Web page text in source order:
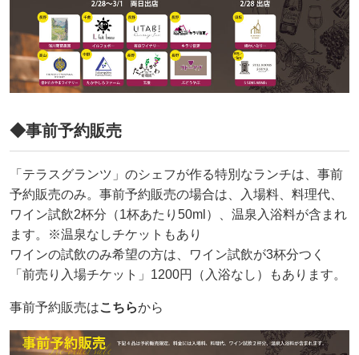
◆事前予約販売
「テラスグランツ」のシェフが作る特別なランチは、事前
予約販売のみ。事前予約販売の場合は、入場料、料理代、
ワイン試飲2杯分（1杯あたり50ml）、温泉入浴料が含まれ
ます。※温泉なしチケットもあり
ワインの試飲のみ希望の方は、ワイン試飲が3杯分つく
「前売り入場チケット」1200円（入浴なし）もあります。
事前予約販売はこちらから